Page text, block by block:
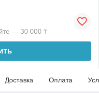
— 30 000 ₸
Доставка Оплата